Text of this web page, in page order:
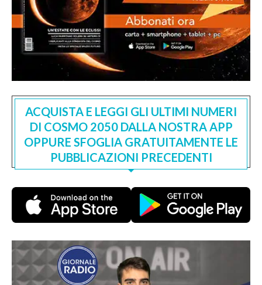
ACQUISTA E LEGGI GLI ULTIMI NUMERI
DI COSMO 2050 DALLA NOSTRA APP
OPPURE SFOGLIA GRATUITAMENTE LE
PUBBLICAZIONI PRECEDENTI